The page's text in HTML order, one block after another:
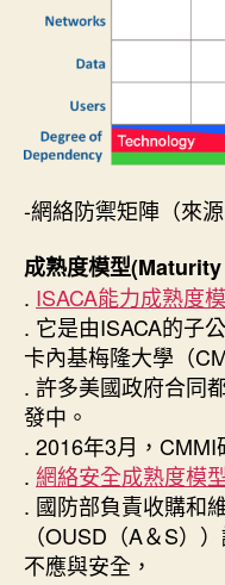
-網絡防禦矩陣（來源
成熟度模型
. ISACA能力成熟度
. 它是由ISACA的子
卡內基梅隆大學（
. 許多美國政府合同
發中。
. 2016年3月，CMMI
. 網絡安全成熟度模
. 國防部負責收購和
（OUSD（A＆S）
不應與安全，